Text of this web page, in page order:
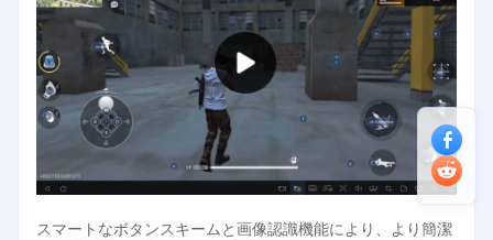
スマートなボタンスキームと画像認識機能により、より簡潔